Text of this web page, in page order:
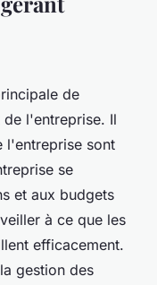
de
l'entreprise. Il
l'entreprise sont
se
et aux budgets
à ce que les
efficacement.
gestion des